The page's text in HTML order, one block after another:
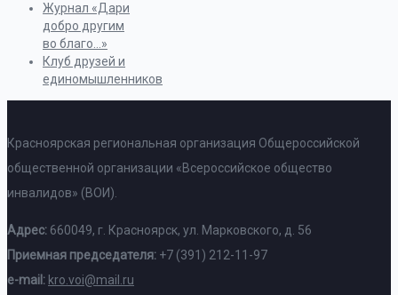
Журнал «Дари
добро другим
во благо…»
Клуб друзей и
единомышленников
Красноярская региональная организация Общероссийской
общественной организации «Всероссийское общество
инвалидов» (ВОИ).
Адрес: 660049, г. Красноярск, ул. Марковского, д. 56
Приемная председателя: +7 (391) 212-11-97
e-mail: kro.voi@mail.ru